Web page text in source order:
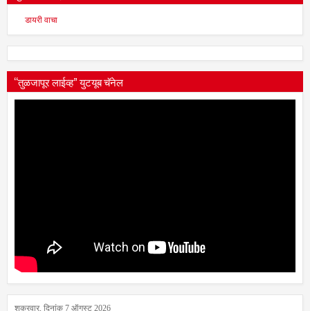
सुसंवाद मोबाईल डायरी वाचा
डायरी वाचा
“तुळजापूर लाईव्ह” युटयूब चॅनेल